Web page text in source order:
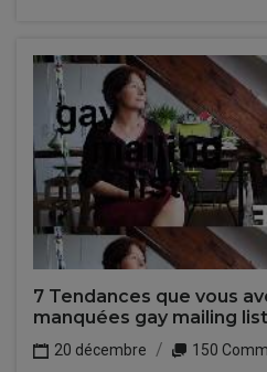
7 Tendances que vous
manquées gay mailing list
20 décembre
150